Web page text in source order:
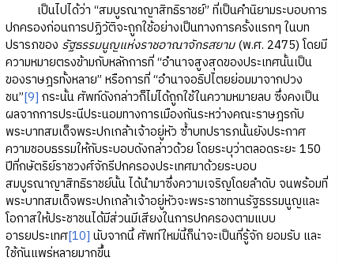
เป็นไปได้ว่า “สมบูรณาญาสิทธิราชย์” ที่เป็นคำนิยามระบอบการ
ปกครองก่อนการปฏิวัติจะถูกใช้อย่างเป็นทางการครั้งแรกๆ ในบท
ปรารภของ รัฐธรรมนูญแห่งราชอาณาจักรสยาม(พ.ศ. 2475) โดยมี
ความหมายตรงข้ามกับหลักการที่ “อำนาจสูงสุดของประเทศนั้นเป็น
ของราษฎรทั้งหลาย” หรือการที่ “อำนาจอธิปไตยย่อมมาจากปวง
ชน”[9] กระนั้น ศัพท์ดังกล่าวก็ไม่ได้ถูกใช้ในความหมายลบ ซึ่งคงเป็น
ผลจากการประนีประนอมทางการเมืองกันระหว่างคณะราษฎรกับ
พระบาทสมเด็จพระปกเกล้าเจ้าอยู่หัว ซ้ำบทปรารภนั้นยังประกาศ
ความชอบธรรมให้กับระบอบดังกล่าวด้วย โดยระบุว่าตลอดระยะ 150
ปีที่กษัตริย์ราชวงศ์จักรีปกครองประเทศมาด้วยระบอบ
สมบูรณาญาสิทธิราชย์นั้น ได้นำมาซึ่งความเจริญโดยลำดับ จนพร้อมที่
พระบาทสมเด็จพระปกเกล้าเจ้าอยู่หัวจะพระราชทานรัฐธรรมนูญและ
โอกาสให้ประชาชนได้มีส่วนมีเสียงในการปกครองตามแบบ
อารยประเทศ[10] นับจากนี้ ศัพท์ใหม่นี้ก็น่าจะเป็นที่รู้จัก ยอมรับ และ
ใช้กันแพร่หลายมากขึ้น